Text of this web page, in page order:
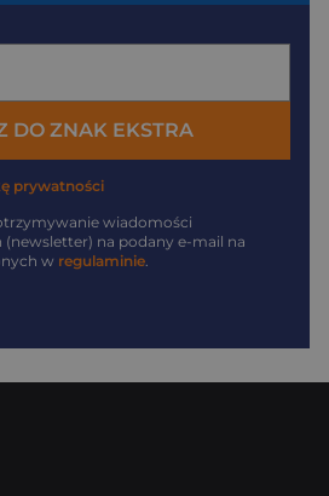
DO ZNAK EKSTRA
prywatności
wiadomości
na podany e-mail na
w regulaminie.